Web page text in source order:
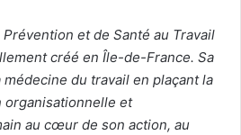
et de Santé au Travail
créé en Île-de-France. Sa
du travail en plaçant la
organisationnelle et
au cœur de son action, au